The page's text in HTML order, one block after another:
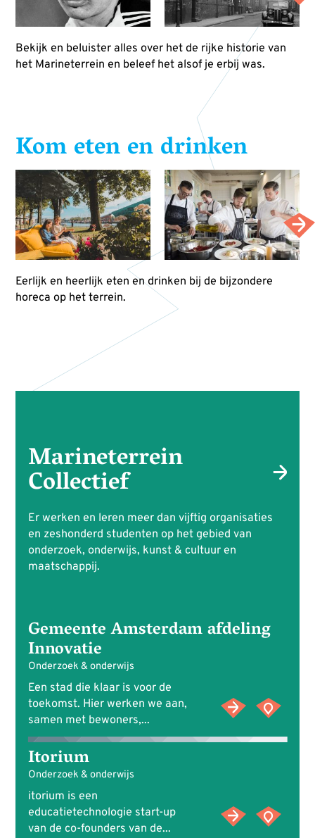
Bekijk en beluister alles over het de rijke historie van
het Marineterrein en beleef het alsof je erbij was.
Kom eten en drinken
Eerlijk en heerlijk eten en drinken bij de bijzondere
horeca op het terrein.
Marineterrein
Collectief
Er werken en leren meer dan vijftig organisaties
en zeshonderd studenten op het gebied van
onderzoek, onderwijs, kunst & cultuur en
maatschappij.
Gemeente Amsterdam afdeling
Innovatie
Onderzoek & onderwijs
Een stad die klaar is voor de
toekomst. Hier werken we aan,
samen met bewoners,...
Itorium
Onderzoek & onderwijs
itorium is een
educatietechnologie start-up
van de co-founders van de...